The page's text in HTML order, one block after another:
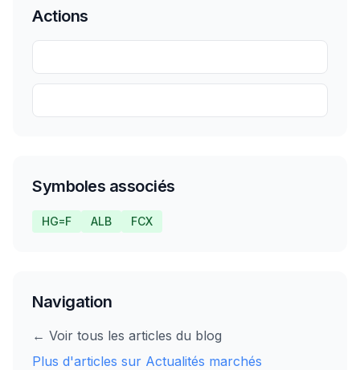
Actions
Symboles associés
HG=F ALB FCX
Navigation
← Voir tous les articles du blog
Plus d'articles sur Actualités marchés